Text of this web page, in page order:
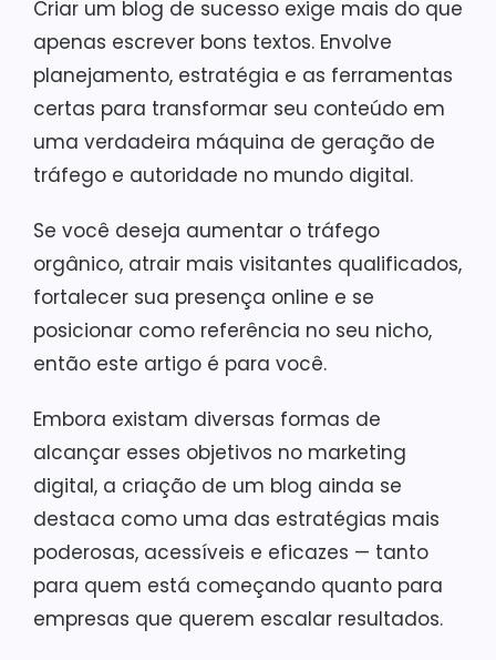
Criar um blog de sucesso exige mais do que
apenas escrever bons textos. Envolve
planejamento, estratégia e as ferramentas
certas para transformar seu conteúdo em
uma verdadeira máquina de geração de
tráfego e autoridade no mundo digital.
Se você deseja aumentar o tráfego
orgânico, atrair mais visitantes qualificados,
fortalecer sua presença online e se
posicionar como referência no seu nicho,
então este artigo é para você.
Embora existam diversas formas de
alcançar esses objetivos no marketing
digital, a criação de um blog ainda se
destaca como uma das estratégias mais
poderosas, acessíveis e eficazes — tanto
para quem está começando quanto para
empresas que querem escalar resultados.